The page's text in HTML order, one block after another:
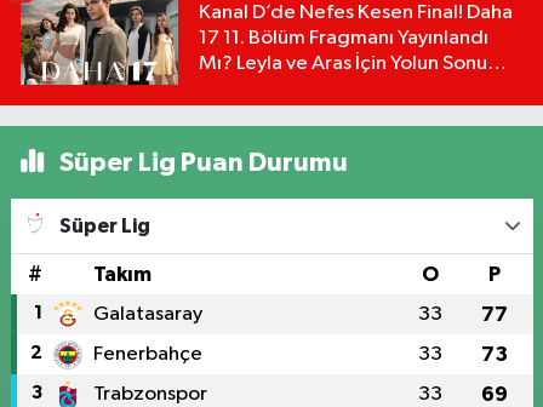
Kanal D’de Nefes Kesen Final! Daha
17 11. Bölüm Fragmanı Yayınlandı
Mı? Leyla ve Aras İçin Yolun Sonu
Süper Lig Puan Durumu
Süper Lig
# Takım O P
1 Galatasaray 33 77
2 Fenerbahçe 33 73
3 Trabzonspor 33 69